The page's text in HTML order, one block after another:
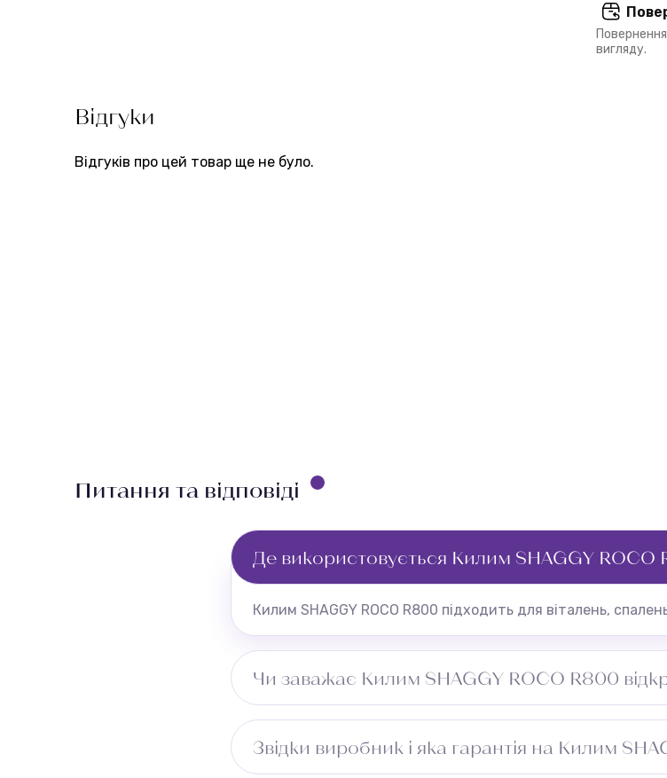
вигляду.
Відгуки
Відгуків про цей товар ще не було.
Питання та відповіді
Де використовується Килим SHAGGY ROCO
Килим SHAGGY ROCO R800 підходить для віталень,
Чи заважає Килим SHAGGY ROCO R800
Звідки виробник і яка гарантія на Килим